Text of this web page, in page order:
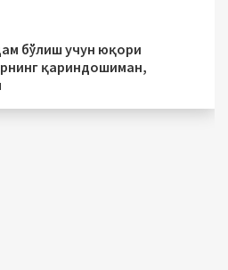
бўлиш учун юқори
қариндошиман,